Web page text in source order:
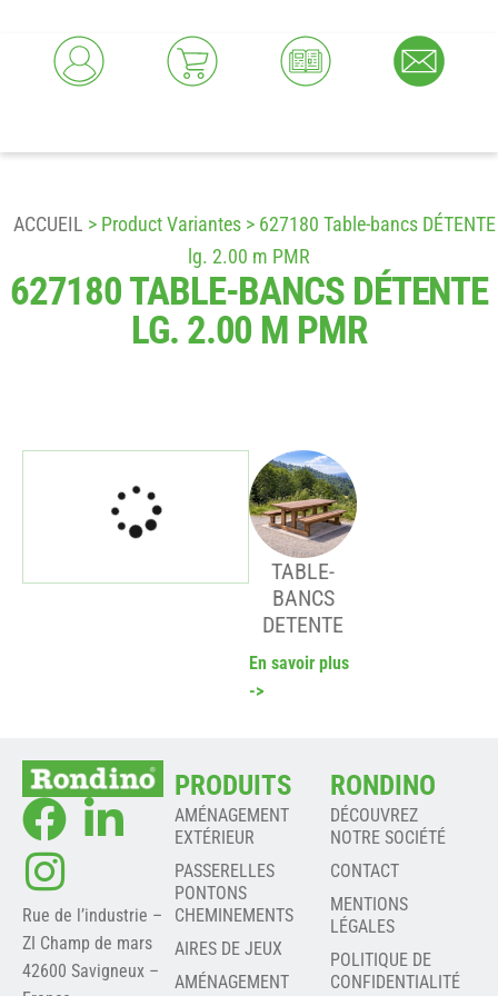
ACCUEIL > Product Variantes > 627180 Table-bancs DÉTENTE
lg. 2.00 m PMR
627180 TABLE-BANCS DÉTENTE
LG. 2.00 M PMR
TABLE-
BANCS
DETENTE
En savoir plus
->
Rue de l’industrie –
ZI Champ de mars
42600 Savigneux –
PRODUITS
AMÉNAGEMENT
EXTÉRIEUR
PASSERELLES
PONTONS
CHEMINEMENTS
AIRES DE JEUX
AMÉNAGEMENT
RONDINO
DÉCOUVREZ
NOTRE SOCIÉTÉ
CONTACT
MENTIONS
LÉGALES
POLITIQUE DE
CONFIDENTIALITÉ